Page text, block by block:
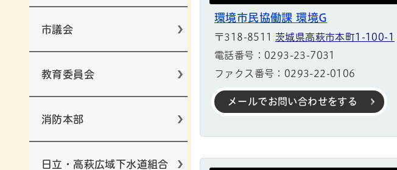
市議会
教育委員会
消防本部
日立・高萩広域下水道組合
環境市民協働課 環境G
〒318-8511 茨城県高萩市本町1-100-1
電話番号：0293-23-7031
ファクス番号：0293-22-0106
メールでお問い合わせをする